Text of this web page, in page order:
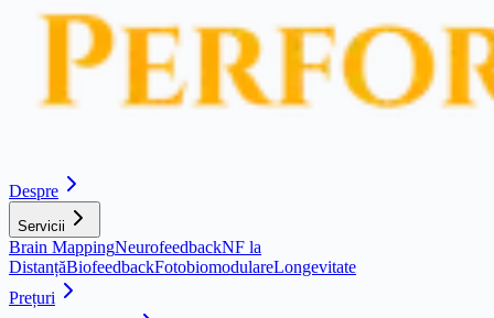
Despre
Servicii
Brain MappingNeurofeedbackNF la
DistanțăBiofeedbackFotobiomodulareLongevitate
Prețuri